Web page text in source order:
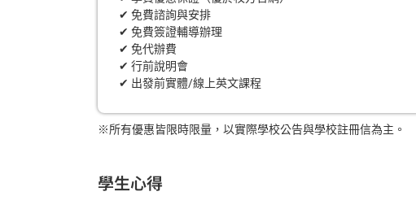
✔ 免費諮詢與安排
✔ 免費簽證輔導辦理
✔ 免代辦費
✔ 行前說明會
✔ 出發前實體/線上英文課程
※所有優惠皆限時限量，以實際學校公告與學校註冊信為主。
學生心得